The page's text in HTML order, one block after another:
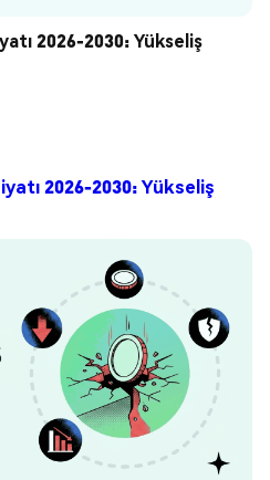
2026-2030: Yükseliş
2026-2030: Yükseliş